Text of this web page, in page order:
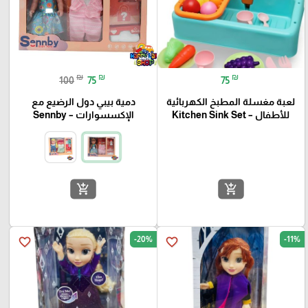
75 ₪
لعبة مغسلة المطبخ الكهربائية
للأطفال – Kitchen Sink Set
add_shopping_cart
100 ₪ 75 ₪
دمية بيبي دول الرضيع مع
الإكسسوارات – Sennby
add_shopping_cart
favorite_border -11%
favorite_border -20%